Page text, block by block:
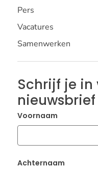
Pers
Vacatures
Samenwerken
Schrijf je in
nieuwsbrief
Voornaam
Achternaam